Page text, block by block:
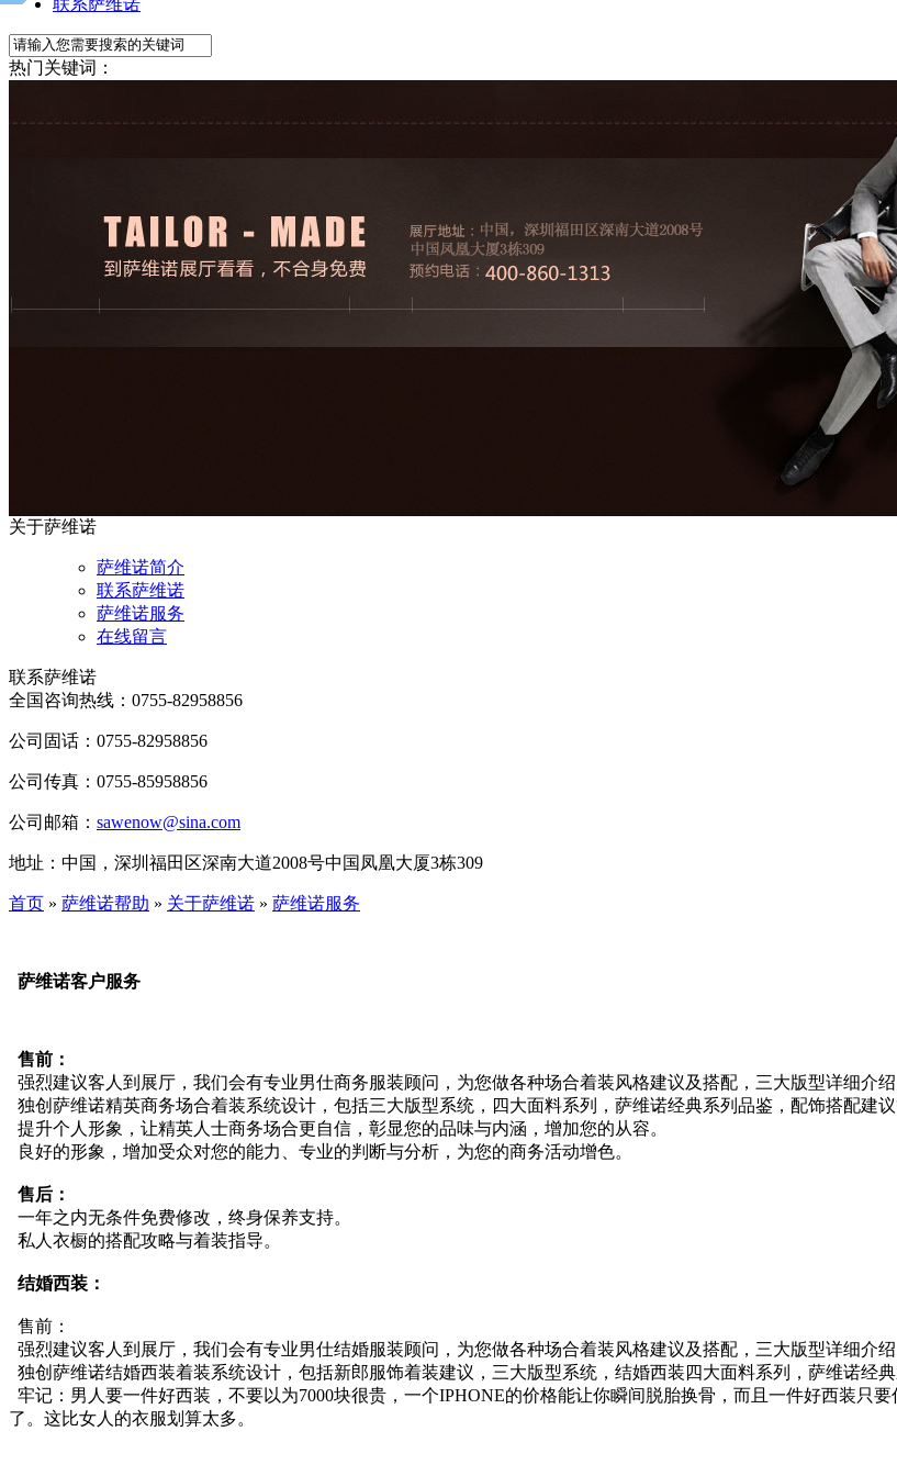
热门关键词：
关于萨维诺
萨维诺简介
联系萨维诺
萨维诺服务
在线留言
联系萨维诺
全国咨询热线： 0755-82958856
公司固话：0755-82958856
公司传真：0755-85958856
公司邮箱： sawenow@sina.com
地址：中国，深圳福田区深南大道2008号中国凤凰大厦3栋309
首页 » 萨维诺帮助 » 关于萨维诺 » 萨维诺服务
萨维诺客户服务
售前：
强烈建议客人到展厅，我们会有专业男仕商务服装顾问，为您做各种场合着装风格建议及搭配，三大版型详细介
独创萨维诺精英商务场合着装系统设计，包括三大版型系统，四大面料系列，萨维诺经典系列品鉴，配饰搭配建议
提升个人形象，让精英人士商务场合更自信，彰显您的品味与内涵，增加您的从容。
良好的形象，增加受众对您的能力、专业的判断与分析，为您的商务活动增色。
售后：
一年之内无条件免费修改，终身保养支持。
私人衣橱的搭配攻略与着装指导。
结婚西装：
售前：
强烈建议客人到展厅，我们会有专业男仕结婚服装顾问，为您做各种场合着装风格建议及搭配，三大版型详细介
独创萨维诺结婚西装着装系统设计，包括新郎服饰着装建议，三大版型系统，结婚西装四大面料系列，萨维诺经典
牢记：男人要一件好西装，不要以为7000块很贵，一个IPHONE的价格能让你瞬间脱胎换骨，而且一件好西装只
了。这比女人的衣服划算太多。